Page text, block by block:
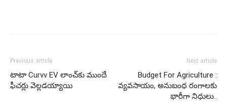
Previous article
టాటా Curvv EV లాంచ్‌కు ముందే
ఫీచర్లు వెల్లడయ్యాయి
Next article
Budget For Agriculture :
వ్యవసాయం, అనుబంధ రంగాలకు
భారీగా నిధులు..